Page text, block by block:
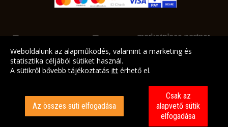
marketplace partner
Weboldalunk az alapműködés, valamint a marketing és
statisztika céljából sütiket használ.
A sütikről bővebb tájékoztatás itt érhető el.
Az összes süti elfogadása
Csak az
alapvető sütik
elfogadása